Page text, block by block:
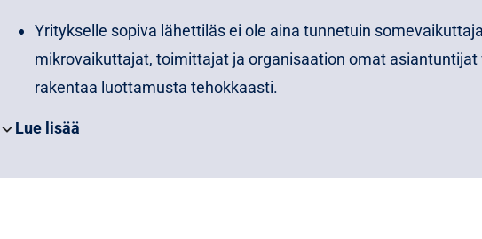
Yritykselle sopiva lähettiläs ei ole aina tunnetuin
mikrovaikuttajat, toimittajat ja organisaation omat asiantuntijat
rakentaa luottamusta tehokkaasti.
Lue lisää